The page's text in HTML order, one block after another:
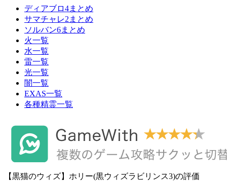
ディアブロ4まとめ
サマチャレ2まとめ
ソルバン6まとめ
火一覧
水一覧
雷一覧
光一覧
闇一覧
EXAS一覧
各種精霊一覧
【黒猫のウィズ】ホリー(黒ウィズラビリンス3)の評価